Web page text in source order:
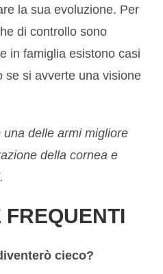
la sua evoluzione. Per
di controllo sono
in famiglia esistono casi
se si avverte una visione
una delle armi migliore
dellacornea e
cieco?